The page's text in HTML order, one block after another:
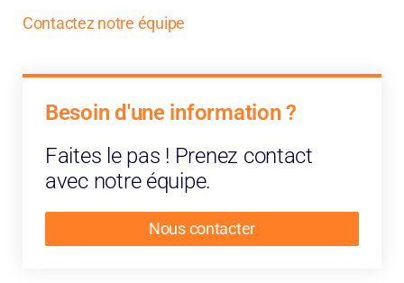
Contactez notre équipe
Besoin d'une information ? ​
Faites le pas ! Prenez contact
avec notre équipe.
Nous contacter